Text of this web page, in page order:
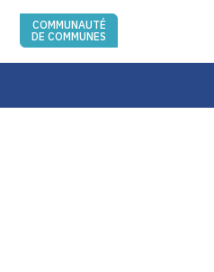
RECHERCHE
COMMUNAUTÉ
DE COMMUNES